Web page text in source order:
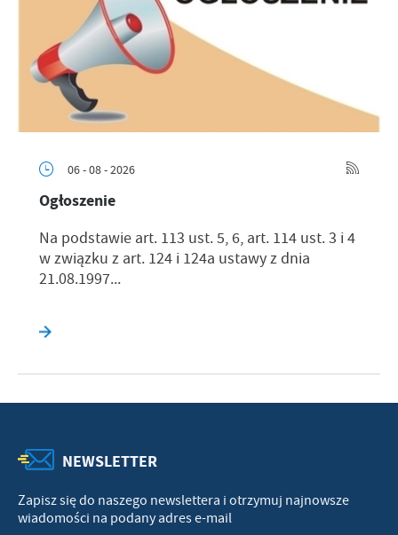
06 - 08 - 2026
Ogłoszenie
Na podstawie art. 113 ust. 5, 6, art. 114 ust. 3 i 4
w związku z art. 124 i 124a ustawy z dnia
21.08.1997...
NEWSLETTER
Zapisz się do naszego newslettera i otrzymuj najnowsze
wiadomości na podany adres e-mail